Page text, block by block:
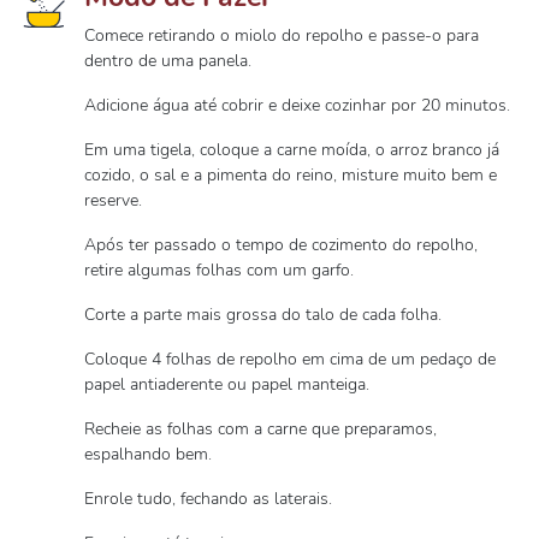
Comece retirando o miolo do repolho e passe-o para
dentro de uma panela.
Adicione água até cobrir e deixe cozinhar por 20 minutos.
Em uma tigela, coloque a carne moída, o arroz branco já
cozido, o sal e a pimenta do reino, misture muito bem e
reserve.
Após ter passado o tempo de cozimento do repolho,
retire algumas folhas com um garfo.
Corte a parte mais grossa do talo de cada folha.
Coloque 4 folhas de repolho em cima de um pedaço de
papel antiaderente ou papel manteiga.
Recheie as folhas com a carne que preparamos,
espalhando bem.
Enrole tudo, fechando as laterais.